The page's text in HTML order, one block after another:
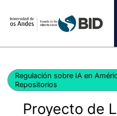
Regulación sobre IA en
Repositorios
Proyecto de